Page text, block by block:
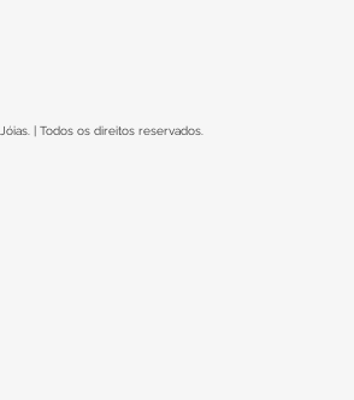
| Todos os direitos reservados.